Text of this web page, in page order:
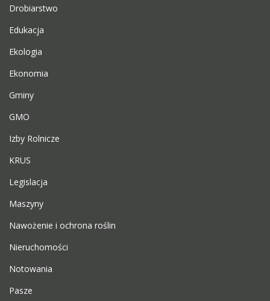
Drobiarstwo
Edukacja
Ekologia
Ekonomia
Gminy
GMO
Izby Rolnicze
KRUS
Legislacja
Maszyny
Nawożenie i ochrona roślin
Nieruchomości
Notowania
Pasze